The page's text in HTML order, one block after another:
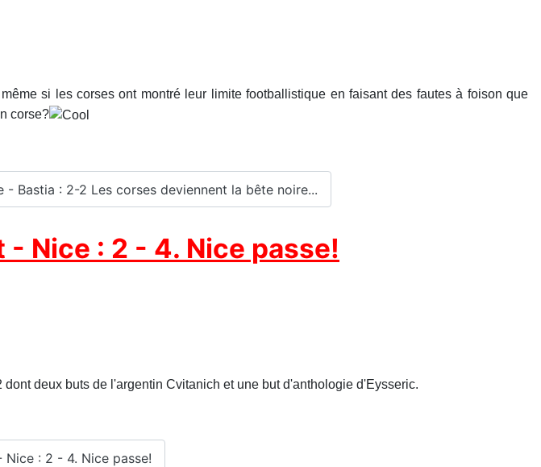
si les corses ont montré leur limite footballistique en faisant des fautes à foison que
corse?
Bastia : 2-2 Les corses deviennent la bête noire...
Nice : 2 - 4. Nice passe!
deux buts de l'argentin Cvitanich et une but d'anthologie d'Eysseric.
: 2 - 4. Nice passe!